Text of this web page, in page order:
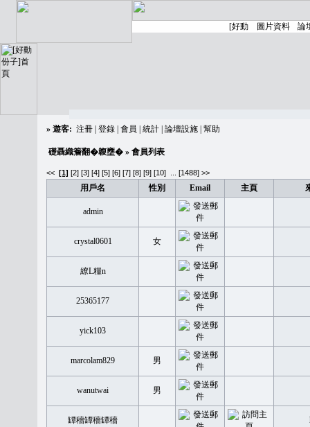
» 遊客: 注冊 登錄 會員 統計 論壇設施 幫助
礎聶織簷翻�䪖壅� » 會員列表
<< [1] [2] [3] [4] [5] [6] [7] [8] [9] [10] [1488] >>
用戶名 性別 Email 主頁
admin
crystal0601 女
繚L糧n
25365177
yick103
marcolam829 男
wanutwai 男
罈穡罈穡罈穡